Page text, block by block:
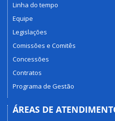
Linha do tempo
Equipe
Legislações
Comissões e Comitês
Concessões
Contratos
Programa de Gestão
ÁREAS DE